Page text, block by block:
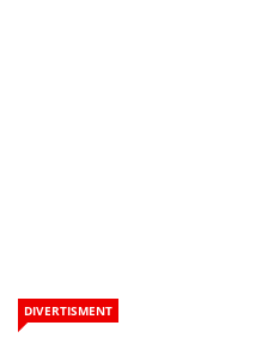
DIVERTISMENT